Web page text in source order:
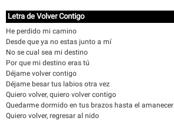
Letra de Volver Contigo
He perdido mi camino
Desde que ya no estas junto a mí
No se cual sea mi destino
Por que mi destino eras tú
Déjame volver contigo
Déjame besar tus labios otra vez
Quiero volver, quiero volver contigo
Quedarme dormido en tus brazos hasta el amanecer
Quiero volver, regresar al nido